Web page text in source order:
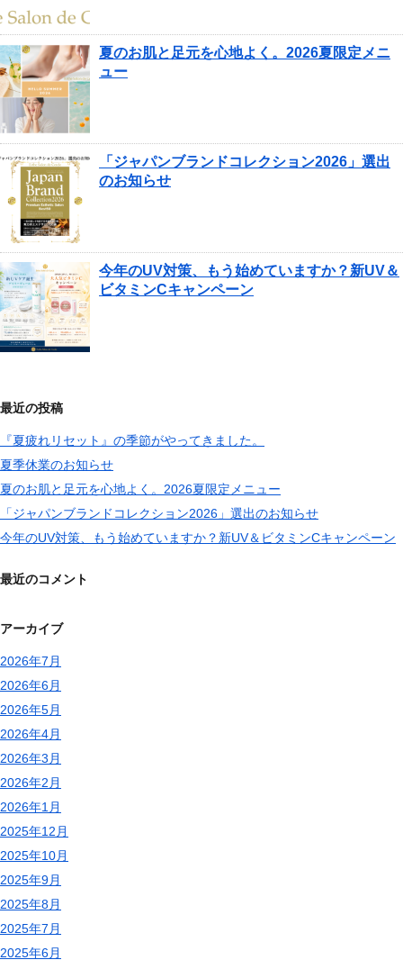
夏のお肌と足元を心地よく。2026夏限定メニ
ュー
「ジャパンブランドコレクション2026」選出
のお知らせ
今年のUV対策、もう始めていますか？新UV＆
ビタミンCキャンペーン
最近の投稿
『夏疲れリセット』の季節がやってきました。
夏季休業のお知らせ
夏のお肌と足元を心地よく。2026夏限定メニュー
「ジャパンブランドコレクション2026」選出のお知らせ
今年のUV対策、もう始めていますか？新UV＆ビタミンCキャンペーン
最近のコメント
アーカイブ
2026年7月
2026年6月
2026年5月
2026年4月
2026年3月
2026年2月
2026年1月
2025年12月
2025年10月
2025年9月
2025年8月
2025年7月
2025年6月